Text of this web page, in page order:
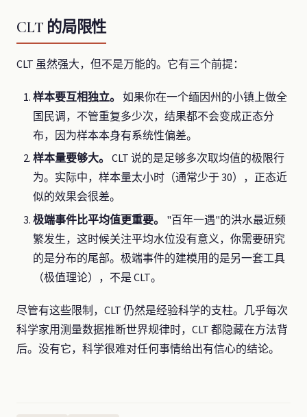
CLT 的局限性
CLT 虽然强大，但不是万能的。它有三个前提：
样本要互相独立。 如果你在一个缅因州的小镇上做全
国民调，不管重复多少次，结果都不会变成正态分
布，因为样本本身有系统性偏差。
样本量要够大。 CLT 说的是足够多次取均值的极限行
为。实际中，样本量太小时（通常少于 30），正态近
似的效果会很差。
极端事件比平均值更重要。 "百年一遇"的洪水最近频
繁发生，这时候关注平均水位没有意义，你需要研究
的是分布的尾部。极端事件的建模用的是另一套工具
（极值理论），不是 CLT。
尽管有这些限制，CLT 仍然是经验科学的支柱。几乎每次
科学家用测量数据推断世界规律时，CLT 都隐藏在方法背
后。没有它，科学很难对任何事情给出有信心的结论。